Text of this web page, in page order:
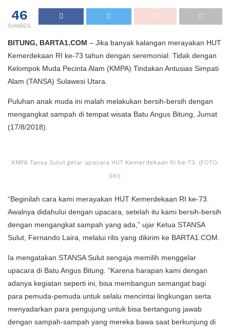
46
SHARES
BITUNG, BARTA1.COM – Jika banyak kalangan merayakan HUT
Kemerdekaan RI ke-73 tahun dengan seremonial. Tidak dengan
Kelompok Muda Pecinta Alam (KMPA) Tindakan Antusias Simpati
Alam (TANSA) Sulawesi Utara.
Puluhan anak muda ini malah melakukan bersih-bersih dengan
mengangkat sampah di tempat wisata Batu Angus Bitung, Jumat
(17/8/2018).
KMPA Tansa Sulut gelar upacara HUT Kemerdekaan RI ke-73. (FOTO:
EKI)
“Beginilah cara kami merayakan HUT Kemerdekaan RI ke-73.
Awalnya didahului dengan upacara, setelah itu kami bersih-bersih
dengan mengangkat sampah yang ada,” ujar Ketua STANSA
Sulut, Fernando Laira, melalui rilis yang dikirim ke BARTA1.COM.
Ia mengatakan STANSA Sulut sengaja memilih menggelar
upacara di Batu Angus Bitung. “Karena harapan kami dengan
adanya kegiatan seperti ini, bisa membangun semangat bagi
para pemuda-pemuda untuk selalu mencintai lingkungan serta
menyadarkan para pengujung untuk bisa bertangung jawab
dengan sampah-sampah yang mereka bawa saat berkunjung di